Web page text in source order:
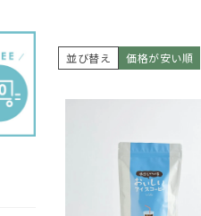
並び替え 価格が安い順